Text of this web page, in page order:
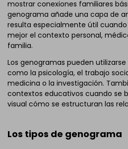
mostrar conexiones familiares
genograma añade una capa de
resulta especialmente útil
mejor el contexto personal,
familia.
Los genogramas pueden
como la psicología, el trabajo
medicina o la investigación.
contextos educativos cuando se
visual cómo se estructuran las
Los tipos de genograma